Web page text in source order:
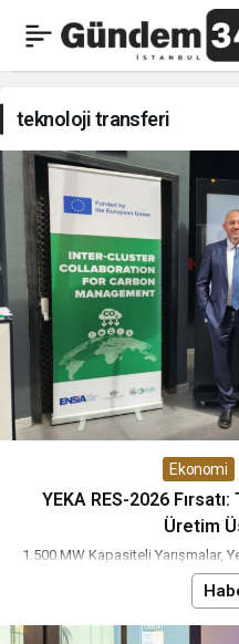
teknoloji
transferi
Haberleri
teknoloji transferi
Ekonomi
YEKA RES-2026
Üretim
1.500 MW Kapasiteli Yarışmalar,